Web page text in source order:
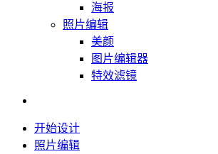
海报
照片编辑
美颜
图片编辑器
特效滤镜
开始设计
照片编辑